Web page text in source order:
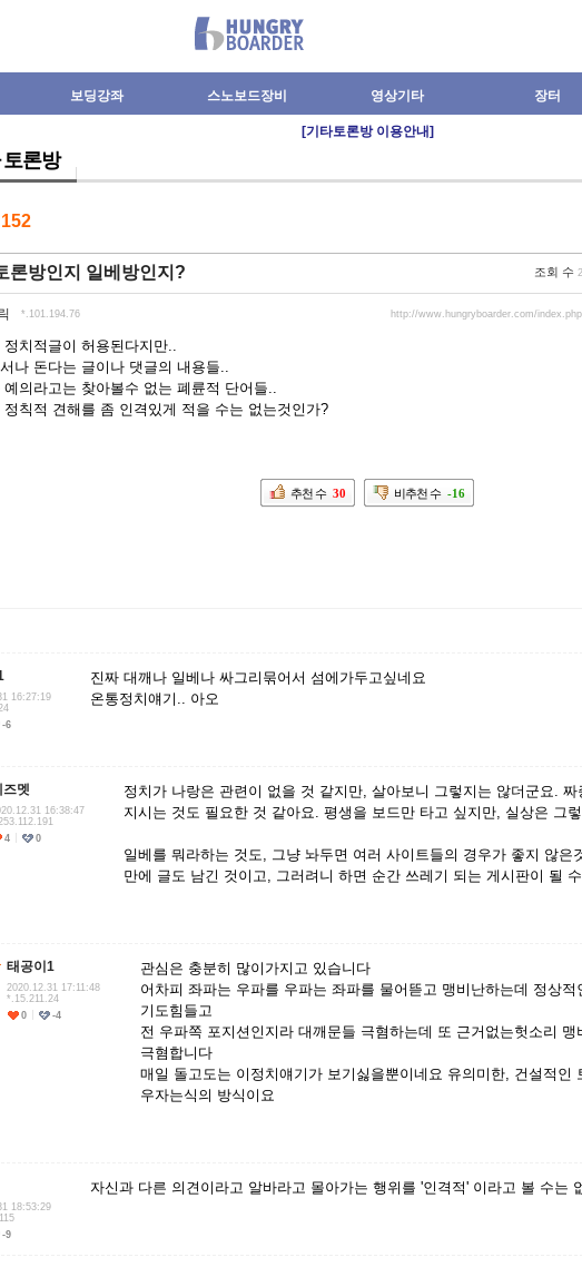
보딩강좌 스노보드장비 영상기타 장터
[기타토론방 이용안내]
토론방
152
론방인지 일베방인지? 조회 수
*.101.194.76 http://www.hungryboarder.com/
정치적글이 허용된다지만..
나 돈다는 글이나 댓글의 내용들..
예의라고는 찾아볼수 없는 폐륜적 단어들..
정칙적 견해를 좀 인격있게 적을 수는 없는것인가?
추천 수 30 비추천 수 -16
16:27:19
-6
진짜 대깨나 일베나 싸그리묶어서 섬에가두고싶네요
온통정치얘기.. 아오
즈멧
16:38:47
4
0
정치가 나랑은 관련이 없을 것 같지만, 살아보니 그렇지는 않더군요.
지시는 것도 필요한 것 같아요. 평생을 보드만 타고 싶지만, 실상은 그
일베를 뭐라하는 것도, 그냥 놔두면 여러 사이트들의 경우가 좋지 않은
만에 글도 남긴 것이고, 그러려니 하면 순간 쓰레기 되는 게시판이 될
태공이1
2020.12.31 17:11:48
*.15.211.24
0
-4
관심은 충분히 많이가지고 있습니다
어차피 좌파는 우파를 우파는 좌파를 물어뜯고 맹비난하는데 정상
기도힘들고
전 우파쪽 포지션인지라 대깨문들 극혐하는데 또 근거없는헛소리
극혐합니다
매일 돌고도는 이정치얘기가 보기싫을뿐이네요 유의미한, 건설적인
우자는식의 방식이요
18:53:29
-9
자신과 다른 의견이라고 알바라고 몰아가는 행위를 '인격적' 이라고 볼 수는